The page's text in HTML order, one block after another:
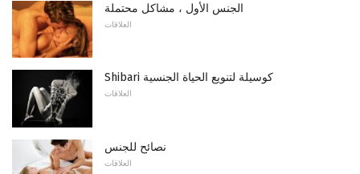
الجنس الأول ، مشاكل محتملة
العلاقات
Shibari كوسيلة لتنويع الحياة الجنسية
العلاقات
نصائح للجنس
العلاقات